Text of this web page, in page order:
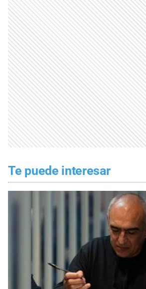
Te puede interesar